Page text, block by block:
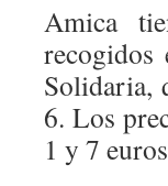
Amica
Solidaria,
6. Los
1 y 7